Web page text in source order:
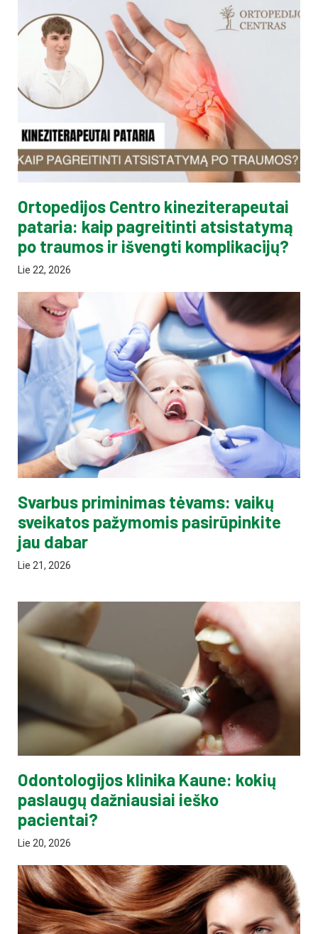
Ortopedijos Centro kineziterapeutai
pataria: kaip pagreitinti atsistatymą
po traumos ir išvengti komplikacijų?
Lie 22, 2026
Svarbus priminimas tėvams: vaikų
sveikatos pažymomis pasirūpinkite
jau dabar
Lie 21, 2026
Odontologijos klinika Kaune: kokių
paslaugų dažniausiai ieško
pacientai?
Lie 20, 2026